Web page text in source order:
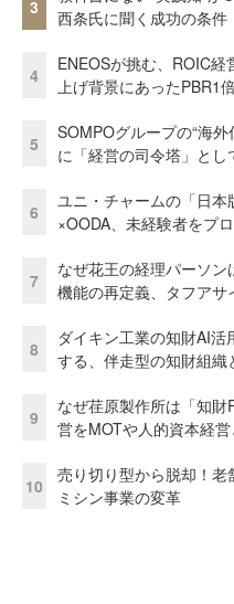
3
西条氏に聞く成功の条件
4
ENEOSが挑む、ROIC
上げ背景にあったPBR1
5
SOMPOグループの“海
に「経営の司令塔」とし
6
ユニ・チャームの「日
×OODA、未経験者をプ
7
なぜ花王の経理パーソ
機能の再定義、タフア
8
ダイキン工業の知財AI活
する、伴走型の知財組織
9
なぜ荏原製作所は「知
営をMOTや人的資本経
10
売り切り型から脱却！
ミシン事業の変革